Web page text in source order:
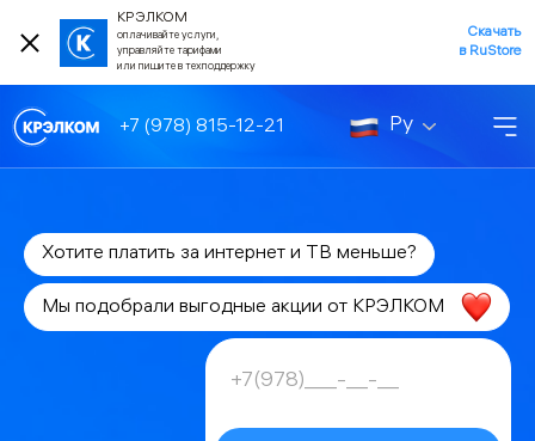
КРЭЛКОМ
оплачивайте услуги,
управляйте тарифами
или пишите в техподдержку
Скачать
в RuStore
+7 (978) 815-12-21 Ру
Хотите платить за интернет и ТВ меньше?
Мы подобрали выгодные акции от КРЭЛКОМ